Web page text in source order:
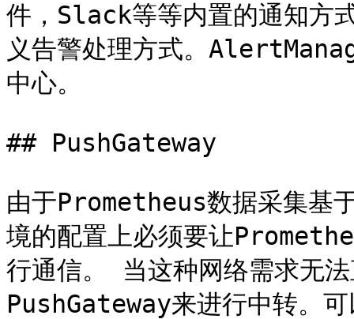
件，Slack等等内置的通知方
义告警处理方式。
中心。
## PushGateway
由于Prometheus数据采集基
境的配置上必须要让
行通信。 当这种网络需求无
PushGateway来进行中转。